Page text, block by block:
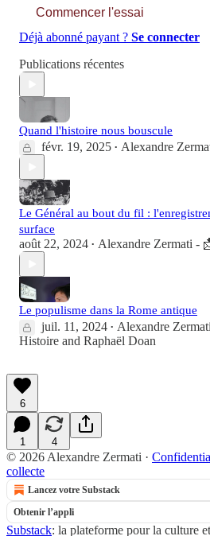
Commencer l'essai
Déjà abonné payant ? Se connecter
Publications récentes
Quand l'histoire nous bouscule
févr. 19, 2025 • Alexandre
Le Général au bout du fil :
surface
août 22, 2024 • Alexandre Zermati -
Le populisme dans la Rome antique
juil. 11, 2024 • Alexandre
Histoire and Raphaël Doan
6
1 4
© 2026 Alexandre Zermati ·
collecte
Lancez votre Substack
Obtenir l’appli
Substack: la plateforme pour la culture